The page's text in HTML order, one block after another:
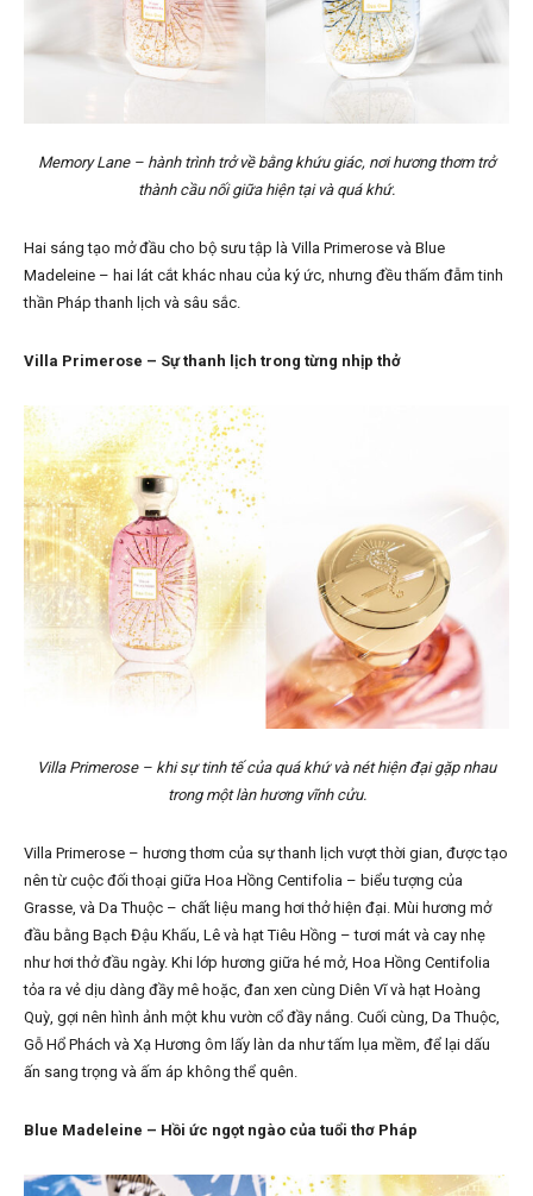
Memory Lane – hành trình trở về bằng khứu giác, nơi hương thơm trở
thành cầu nối giữa hiện tại và quá khứ.
Hai sáng tạo mở đầu cho bộ sưu tập là Villa Primerose và Blue
Madeleine – hai lát cắt khác nhau của ký ức, nhưng đều thấm đẫm tinh
thần Pháp thanh lịch và sâu sắc.
Villa Primerose – Sự thanh lịch trong từng nhịp thở
Villa Primerose – khi sự tinh tế của quá khứ và nét hiện đại gặp nhau
trong một làn hương vĩnh cửu.
Villa Primerose – hương thơm của sự thanh lịch vượt thời gian, được tạo
nên từ cuộc đối thoại giữa Hoa Hồng Centifolia – biểu tượng của
Grasse, và Da Thuộc – chất liệu mang hơi thở hiện đại. Mùi hương mở
đầu bằng Bạch Đậu Khấu, Lê và hạt Tiêu Hồng – tươi mát và cay nhẹ
như hơi thở đầu ngày. Khi lớp hương giữa hé mở, Hoa Hồng Centifolia
tỏa ra vẻ dịu dàng đầy mê hoặc, đan xen cùng Diên Vĩ và hạt Hoàng
Quỳ, gợi nên hình ảnh một khu vườn cổ đầy nắng. Cuối cùng, Da Thuộc,
Gỗ Hổ Phách và Xạ Hương ôm lấy làn da như tấm lụa mềm, để lại dấu
ấn sang trọng và ấm áp không thể quên.
Blue Madeleine – Hồi ức ngọt ngào của tuổi thơ Pháp